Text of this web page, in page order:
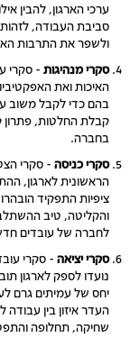
ערכי הארגון, להבין
סביבת העבודה, לזהות
ולשפר את התרבות
סקרי מנהיגות - סקרי
האיכות ואת
בהם כדי לקבל משוב
קבלת החלטות, פתרון
בחברה.
סקרי כניסה - סקרי
הראשונית לארגון,
ציפיות התפקיד
והקליטה, טיב
לחברה של עובדים
סקרי יציאה - סקרי
נועדו לספק לארגון
יחס של עמיתים גרם
העדר איזון בין
שחיקה, תחלופה